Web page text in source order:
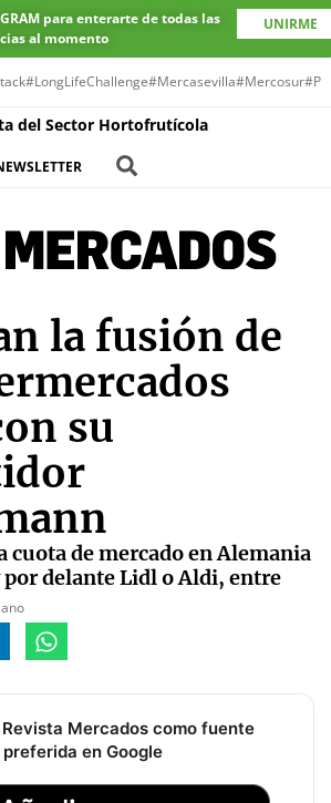
para enterarte de todas las
al momento
UNIRME
#LongLifeChallenge#Mercasevilla#Mercosur
del Sector Hortofrutícola
la fusión de
su
cuota de mercado en Alemania
por delante Lidl o Aldi, entre
Mercados como fuente
preferida en Google